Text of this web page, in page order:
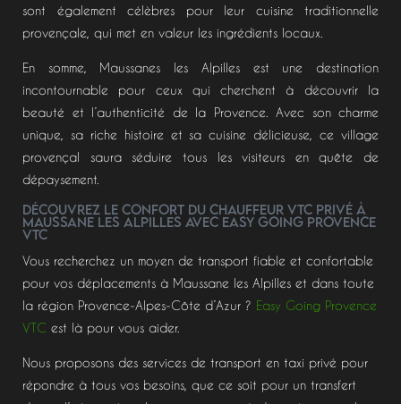
sont également célèbres pour leur cuisine traditionnelle
provençale, qui met en valeur les ingrédients locaux.
En somme, Maussanes les Alpilles est une destination
incontournable pour ceux qui cherchent à découvrir la
beauté et l’authenticité de la Provence. Avec son charme
unique, sa riche histoire et sa cuisine délicieuse, ce village
provençal saura séduire tous les visiteurs en quête de
dépaysement.
Découvrez le confort du CHAUFFEUR VTC privé à
MAUSSANE LES ALPILLES avec Easy Going Provence
VTC
Vous recherchez un moyen de transport fiable et confortable
pour vos déplacements à Maussane les Alpilles et dans toute
la région Provence-Alpes-Côte d’Azur ? Easy Going Provence
VTC est là pour vous aider.
Nous proposons des services de transport en taxi privé pour
répondre à tous vos besoins, que ce soit pour un transfert